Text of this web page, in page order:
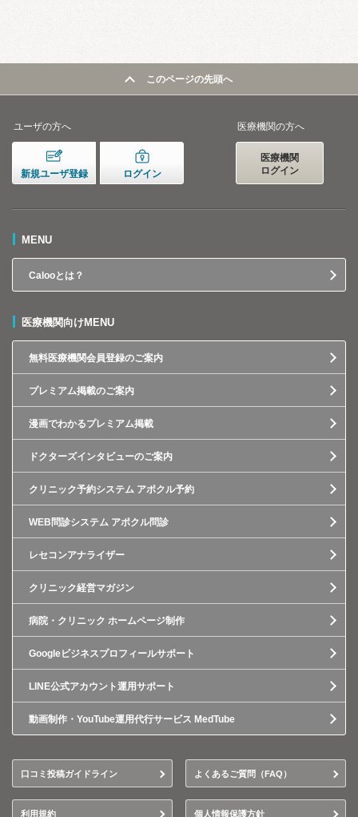
このページの先頭へ
ユーザの方へ
新規ユーザ登録 ログイン
医療機関の方へ
医療機関
ログイン
MENU
Calooとは？
医療機関向けMENU
無料医療機関会員登録のご案内
プレミアム掲載のご案内
漫画でわかるプレミアム掲載
ドクターズインタビューのご案内
クリニック予約システム アポクル予約
WEB問診システム アポクル問診
レセコンアナライザー
クリニック経営マガジン
病院・クリニック ホームページ制作
Googleビジネスプロフィールサポート
LINE公式アカウント運用サポート
動画制作・YouTube運用代行サービス MedTube
口コミ投稿ガイドライン よくあるご質問（FAQ）
利用規約 個人情報保護方針